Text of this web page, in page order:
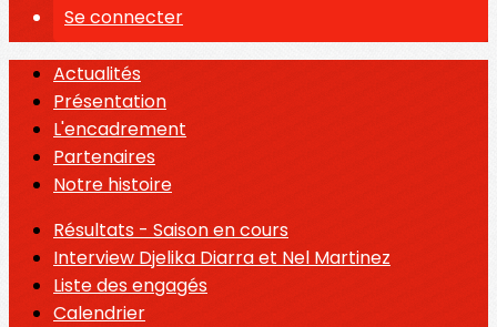
Se connecter
Actualités
Présentation
L'encadrement
Partenaires
Notre histoire
Résultats - Saison en cours
Interview Djelika Diarra et Nel Martinez
Liste des engagés
Calendrier